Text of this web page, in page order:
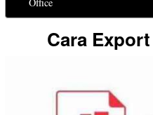
Office
Cara